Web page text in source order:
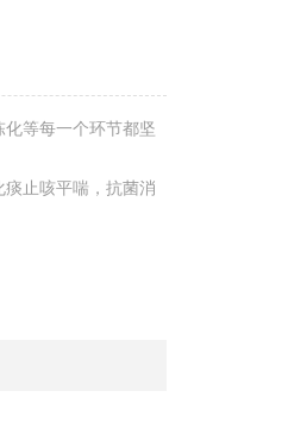
等每一个环节都坚
止咳平喘，抗菌消